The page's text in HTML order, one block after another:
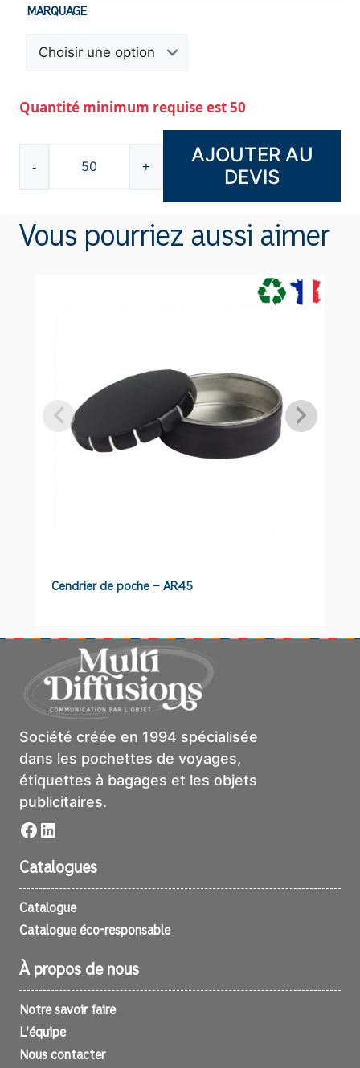
MARQUAGE
Quantité minimum requise est 50
-
quantité
de
en
+
AJOUTER AU
DEVIS
Vous pourriez aussi aimer
Cendrier de poche – AR45
Société créée en 1994 spécialisée
dans les pochettes de voyages,
étiquettes à bagages et les objets
publicitaires.
Facebook
LinkedIn
Catalogues
Catalogue
Catalogue éco-responsable
À propos de nous
Notre savoir faire
L’équipe
Nous contacter